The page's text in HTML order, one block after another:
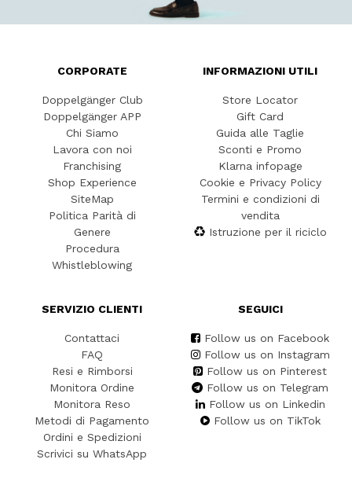
CORPORATE
Doppelgänger Club
Doppelgänger APP
Chi Siamo
Lavora con noi
Franchising
Shop Experience
SiteMap
Politica Parità di
Genere
Procedura
Whistleblowing
INFORMAZIONI UTILI
Store Locator
Gift Card
Guida alle Taglie
Sconti e Promo
Klarna infopage
Cookie e Privacy Policy
Termini e condizioni di
vendita
Istruzione per il riciclo
SERVIZIO CLIENTI
Contattaci
FAQ
Resi e Rimborsi
Monitora Ordine
Monitora Reso
Metodi di Pagamento
Ordini e Spedizioni
Scrivici su WhatsApp
SEGUICI
Follow us on Facebook
Follow us on Instagram
Follow us on Pinterest
Follow us on Telegram
Follow us on Linkedin
Follow us on TikTok